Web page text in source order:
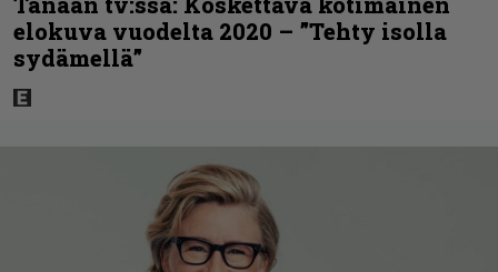
elokuva vuodelta 2020 – ”Tehty isolla
sydämellä”